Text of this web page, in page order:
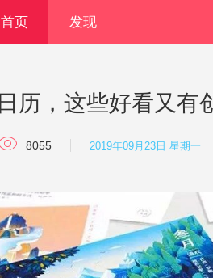
首页 发现
8055 2019年09月23日 星期一